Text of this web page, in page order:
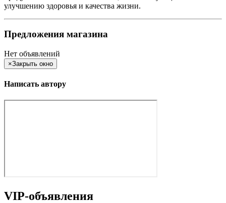
улучшению здоровья и качества жизни.
Предложения магазина
Нет объявлений
×Закрыть окно
Написать автору
VIP-объявления